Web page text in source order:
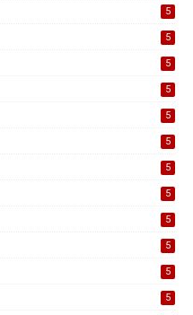
5
5
5
5
5
5
5
5
5
5
5
5